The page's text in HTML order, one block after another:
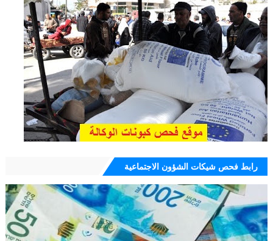
رابط فحص شيكات الشؤون الاجتماعية